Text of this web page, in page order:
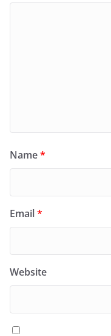
Name*
Email*
Website